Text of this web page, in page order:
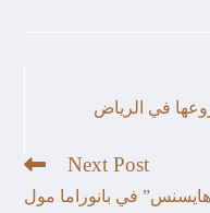
في الرياض
Next Post
في بانوراما مول